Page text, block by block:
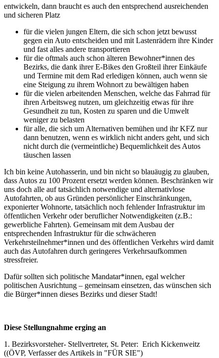
entwickeln, dann braucht es auch den entsprechend ausreichenden
und sicheren Platz
für die vielen jungen Eltern, die sich schon jetzt bewusst
gegen ein Auto entscheiden und mit Lastenrädern ihre Kinder
und fast alles andere transportieren
für die oftmals auch schon älteren Bewohner*innen des
Bezirks, die dank ihrer E-Bikes den Großteil ihrer Einkäufe
und Termine mit dem Rad erledigen können, auch wenn sie
eine Steigung zu ihrem Wohnort zu bewältigen haben
für die vielen arbeitenden Menschen, welche das Fahrrad für
ihren Arbeitsweg nutzen, um gleichzeitig etwas für ihre
Gesundheit zu tun, Kosten zu sparen und die Umwelt
weniger zu belasten
für alle, die sich um Alternativen bemühen und ihr KFZ nur
dann benutzen, wenn es wirklich nicht anders geht, und sich
nicht durch die (vermeintliche) Bequemlichkeit des Autos
täuschen lassen
Ich bin keine Autohasserin, und bin nicht so blauäugig zu glauben,
dass Autos zu 100 Prozent ersetzt werden können. Beschränken wir
uns doch alle auf tatsächlich notwendige und alternativlose
Autofahrten, ob aus Gründen persönlicher Einschränkungen,
exponierter Wohnorte, tatsächlich noch fehlender Infrastruktur im
öffentlichen Verkehr oder beruflicher Notwendigkeiten (z.B.:
gewerbliche Fahrten). Gemeinsam mit dem Ausbau der
entsprechenden Infrastruktur für die schwächeren
Verkehrsteilnehmer*innen und des öffentlichen Verkehrs wird damit
auch das Autofahren durch geringeres Verkehrsaufkommen
stressfreier.
Dafür sollten sich politische Mandatar*innen, egal welcher
politischen Ausrichtung – gemeinsam einsetzen, das wünschen sich
die Bürger*innen dieses Bezirks und dieser Stadt!
Diese Stellungnahme erging an
1. Bezirksvorsteher- Stellvertreter, St. Peter: Erich Kickenweitz
((ÖVP, Verfasser des Artikels in "FÜR SIE")